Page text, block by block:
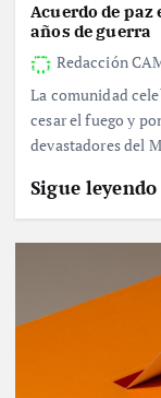
Acuerdo de paz
años de guerra
Redacción
La comunidad
cesar el fuego y
devastadores del
Sigue leyendo